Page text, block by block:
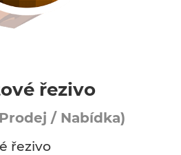
řezivo
/ Nabídka)
řezivo